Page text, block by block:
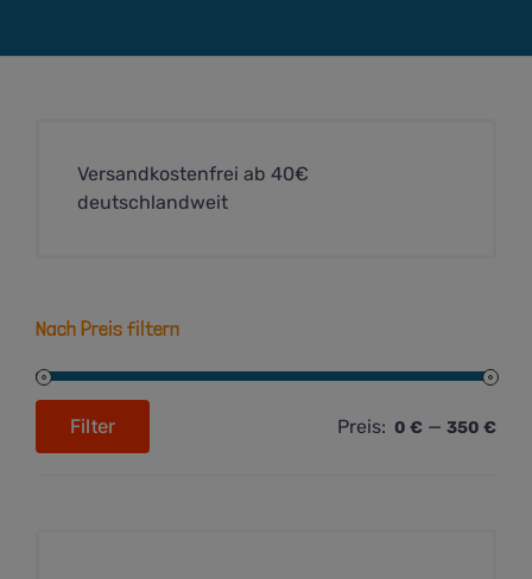
Versandkostenfrei ab 40€
deutschlandweit
Nach Preis filtern
Max.
Filter Preis: 0 € — 350 €